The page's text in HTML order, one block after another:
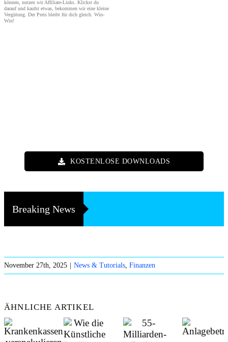
können, nutzen wir Affiliate-Links. Klickst du
darauf und kaufst etwas, bekommen wir eine kleine
Vergütung. Der Preis bleibt für dich gleich. Win-
Win!
KOSTENLOSE DOWNLOADS
Breaking News
November 27th, 2025 News & Tutorials, Finanzen
ÄHNLICHE ARTIKEL